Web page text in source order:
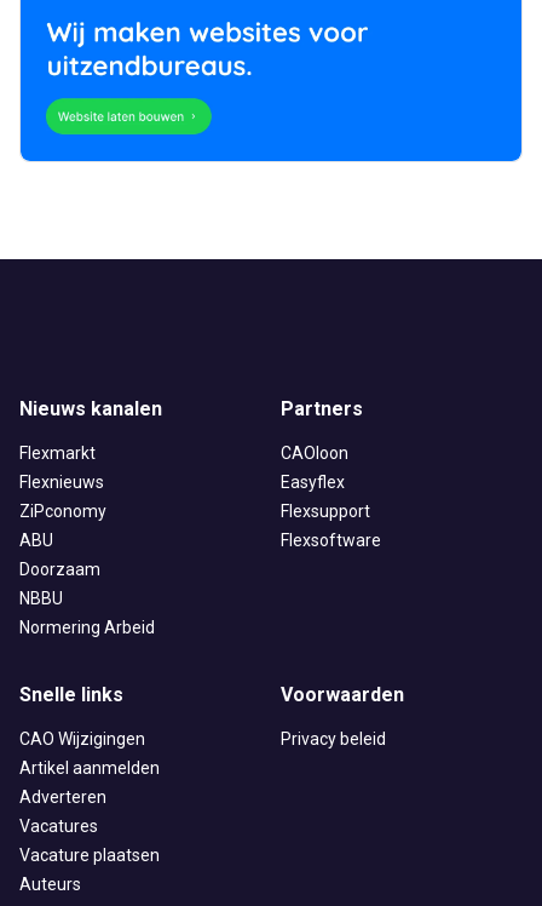
Nieuws kanalen
Flexmarkt
Flexnieuws
ZiPconomy
ABU
Doorzaam
NBBU
Normering Arbeid
Partners
CAOloon
Easyflex
Flexsupport
Flexsoftware
Snelle links
CAO Wijzigingen
Artikel aanmelden
Adverteren
Vacatures
Vacature plaatsen
Auteurs
Voorwaarden
Privacy beleid